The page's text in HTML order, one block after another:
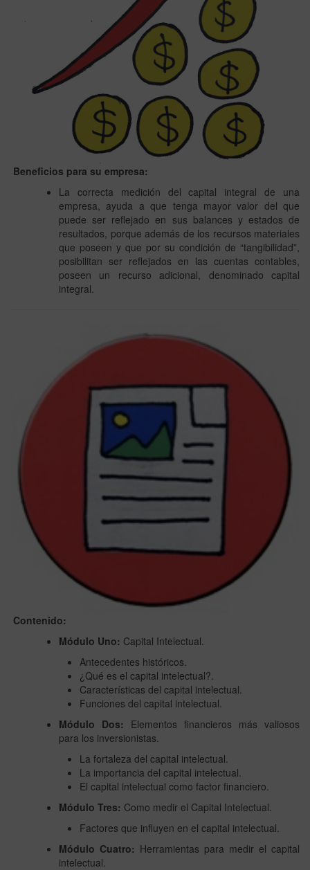
Beneficios para su empresa:
La correcta medición del capital integral de una
empresa, ayuda a que tenga mayor valor del que
puede ser reflejado en sus balances y estados de
resultados, porque además de los recursos materiales
que poseen y que por su condición de “tangibilidad”,
posibilitan ser reflejados en las cuentas contables,
poseen un recurso adicional, denominado capital
integral.
Contenido:
Módulo Uno: Capital Intelectual.
Antecedentes históricos.
¿Qué es el capital intelectual?.
Características del capital intelectual.
Funciones del capital intelectual.
Módulo Dos: Elementos financieros más valiosos
para los inversionistas.
La fortaleza del capital intelectual.
La importancia del capital intelectual.
El capital intelectual como factor financiero.
Módulo Tres: Como medir el Capital Intelectual.
Factores que influyen en el capital intelectual.
Módulo Cuatro: Herramientas para medir el capital
intelectual.